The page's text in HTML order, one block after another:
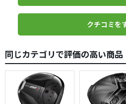
クチコミを
同じカテゴリで評価の高い商品